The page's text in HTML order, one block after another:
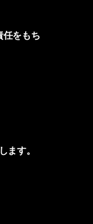
任をもち
ます。